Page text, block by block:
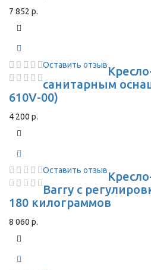
7 852 р.
Оставить отзыв
санитарным
610V-00)
4 200 р.
Оставить отзыв
Barry с
180 килограммов
8 060 р.